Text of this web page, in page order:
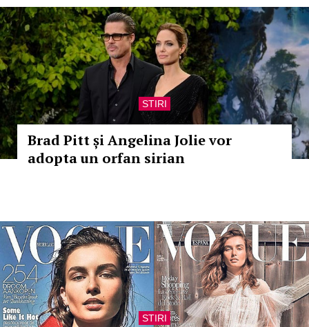
STIRI
Brad Pitt și Angelina Jolie vor
adopta un orfan sirian
STIRI